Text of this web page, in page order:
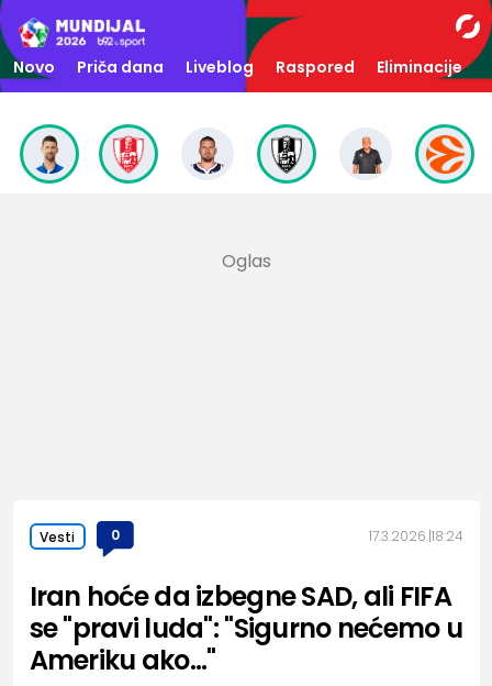
Novo Priča dana Liveblog Raspored Eliminacije
Vesti 0 17.3.2026. 18:24
Iran hoće da izbegne SAD, ali FIFA
se "pravi luda": "Sigurno nećemo u
Ameriku ako..."